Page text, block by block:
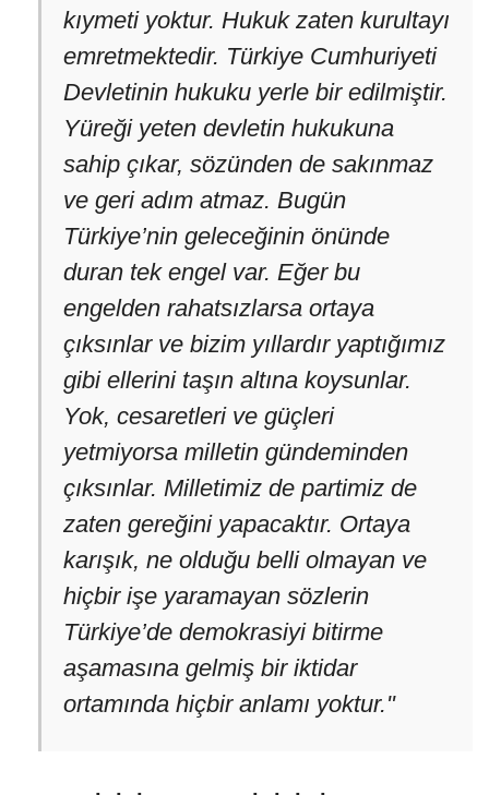
kıymeti yoktur. Hukuk zaten kurultayı
emretmektedir. Türkiye Cumhuriyeti
Devletinin hukuku yerle bir edilmiştir.
Yüreği yeten devletin hukukuna
sahip çıkar, sözünden de sakınmaz
ve geri adım atmaz. Bugün
Türkiye’nin geleceğinin önünde
duran tek engel var. Eğer bu
engelden rahatsızlarsa ortaya
çıksınlar ve bizim yıllardır yaptığımız
gibi ellerini taşın altına koysunlar.
Yok, cesaretleri ve güçleri
yetmiyorsa milletin gündeminden
çıksınlar. Milletimiz de partimiz de
zaten gereğini yapacaktır. Ortaya
karışık, ne olduğu belli olmayan ve
hiçbir işe yaramayan sözlerin
Türkiye’de demokrasiyi bitirme
aşamasına gelmiş bir iktidar
ortamında hiçbir anlamı yoktur."